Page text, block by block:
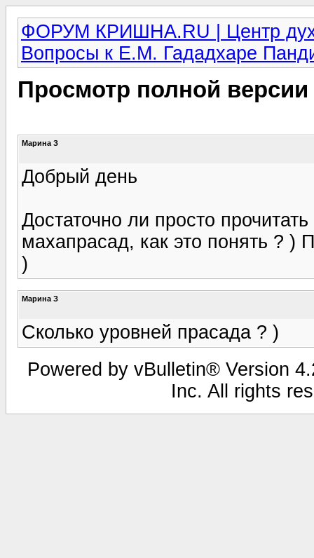
ФОРУМ КРИШНА.RU | Центр
Вопросы к Е.М. Гададхаре
Просмотр полной
Марина З
Добрый день
Достаточно ли просто
махапрасад, как это понять ? )
)
Марина З
Сколько уровней прасада ? )
Powered by vBulletin® Version
Inc. All rights